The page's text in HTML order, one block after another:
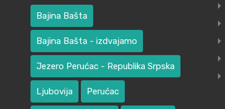
Bajina Bašta
Bajina Bašta - izdvajamo
Jezero Perućac - Republika Srpska
Ljubovija Perućac